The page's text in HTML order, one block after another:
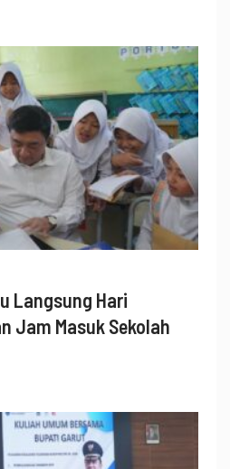
Langsung Hari
Jam Masuk Sekolah